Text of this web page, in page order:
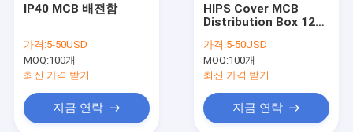
IP40 MCB 배전함
가격:5-50USD
MOQ:100개
최신 가격 받기
지금 연락
HIPS Cover MCB
Distribution Box 12
Industrial
가격:5-50USD
MOQ:100개
최신 가격 받기
지금 연락